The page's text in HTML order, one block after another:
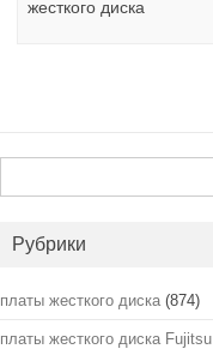
жесткого диска
Рубрики
платы жесткого диска (874)
платы жесткого диска Fujitsu